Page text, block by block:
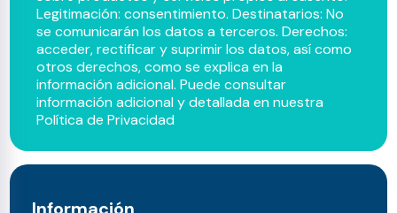
Legitimación: consentimiento. Destinatarios: No
se comunicarán los datos a terceros. Derechos:
acceder, rectificar y suprimir los datos, así como
otros derechos, como se explica en la
información adicional. Puede consultar
información adicional y detallada en nuestra
Política de Privacidad